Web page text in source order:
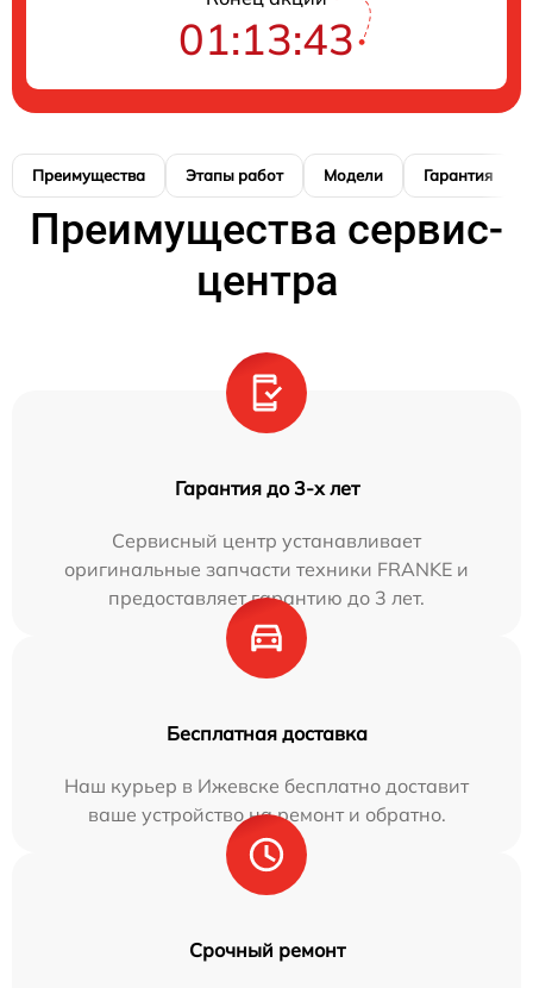
01:13:42
Преимущества Этапы работ Модели Гарантия
Преимущества сервис-
центра
Гарантия до 3-х лет
Сервисный центр устанавливает
оригинальные запчасти техники FRANKE и
предоставляет гарантию до 3 лет.
Бесплатная доставка
Наш курьер в Ижевске бесплатно доставит
ваше устройство на ремонт и обратно.
Срочный ремонт